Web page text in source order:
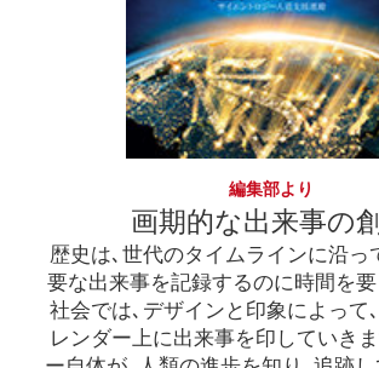
編集部より
画期的な出来事の
歴史は､世代のタイムラインに沿っ
要な出来事を記録するのに時間を
社会では､デザインと印象によって
レンダー上に出来事を印していき